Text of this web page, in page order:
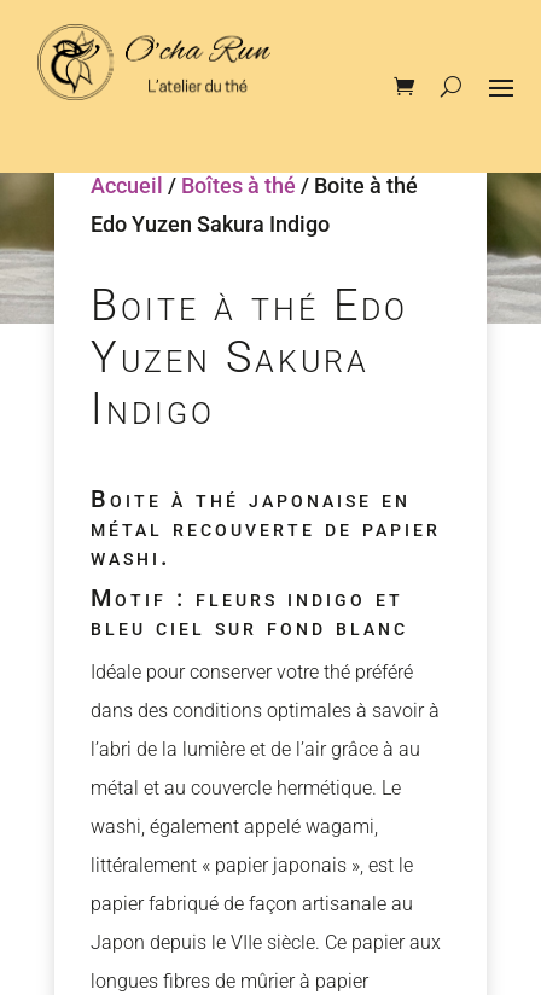
Accueil / Boîtes à thé / Boite à thé
Edo Yuzen Sakura Indigo
Boite à thé Edo
Yuzen Sakura
Indigo
Boite à thé japonaise en
métal recouverte de papier
washi.
Motif : fleurs indigo et
bleu ciel sur fond blanc
Idéale pour conserver votre thé préféré
dans des conditions optimales à savoir à
l’abri de la lumière et de l’air grâce à au
métal et au couvercle hermétique. Le
washi, également appelé wagami,
littéralement « papier japonais », est le
papier fabriqué de façon artisanale au
Japon depuis le VIIe siècle. Ce papier aux
longues fibres de mûrier à papier